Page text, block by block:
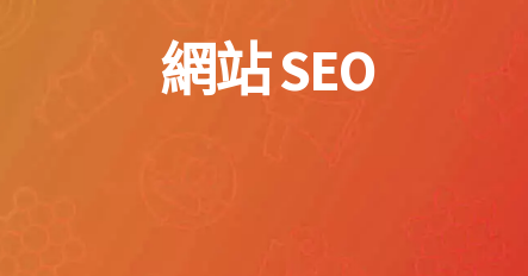
網站 SEO